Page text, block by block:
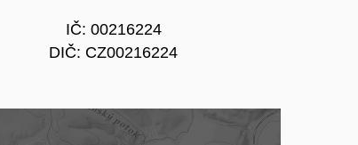
IČ: 00216224
DIČ: CZ00216224